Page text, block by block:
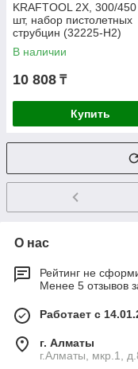
KRAFTOOL 2Х, 300/
шт, набор пистолетных
струбцин (32225-H2)
В наличии
10 808 ₸
Купить
О нас
Рейтинг не
Менее 5 отзывов
Работает с
г. Алматы
г.Алматы, мкр.1,